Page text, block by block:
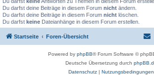
Du darfst deine Beiträge in diesem Forum nicht ändern.
Du darfst deine Beiträge in diesem Forum nicht löschen.
Du darfst keine Dateianhänge in diesem Forum erstellen.
Startseite Foren-Übersicht
Powered by phpBB® Forum Software ©
Deutsche Übersetzung durch
Datenschutz| Nutzungsbedingungen